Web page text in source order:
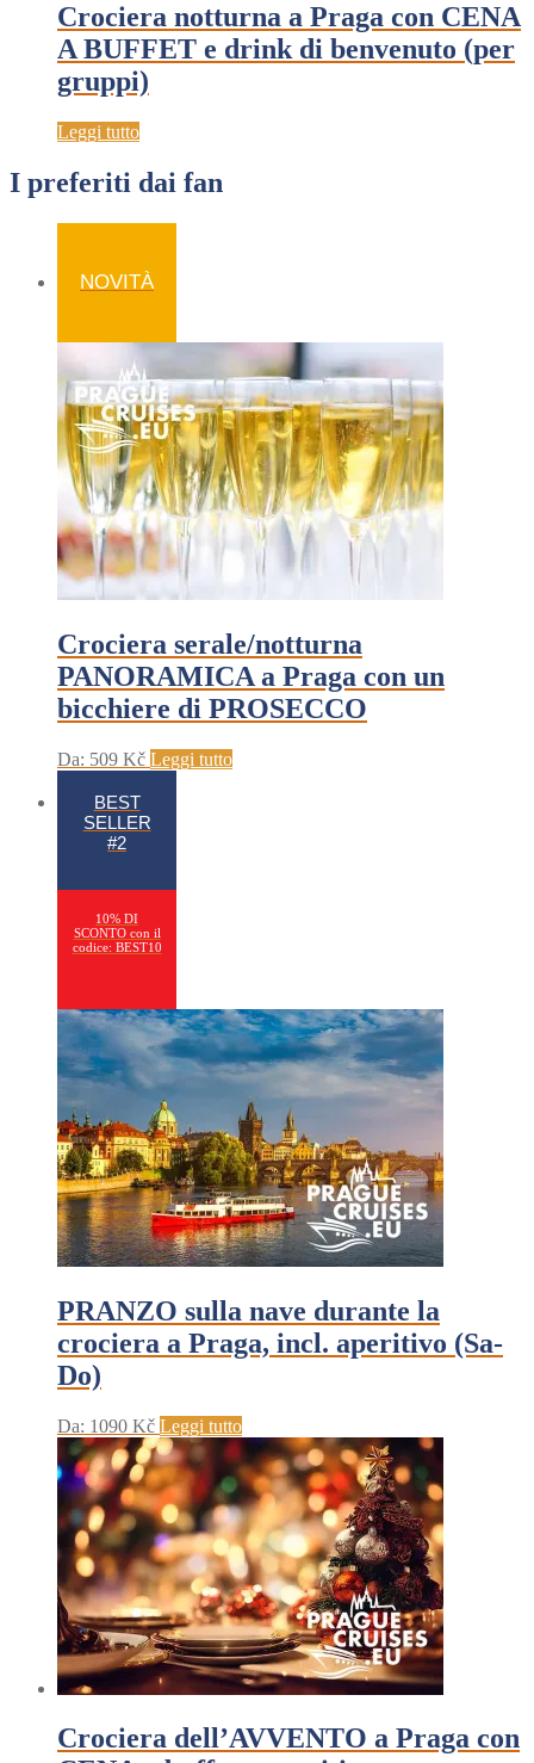
Crociera notturna a Praga con CENA
A BUFFET e drink di benvenuto (per
gruppi)
Leggi tutto
I preferiti dai fan
NOVITÀ
Crociera serale/notturna
PANORAMICA a Praga con un
bicchiere di PROSECCO
Da: 509 Kč Leggi tutto
BEST
SELLER
#2
10% DI
SCONTO con il
codice: BEST10
PRANZO sulla nave durante la
crociera a Praga, incl. aperitivo (Sa-
Do)
Da: 1090 Kč Leggi tutto
Crociera dell’AVVENTO a Praga con